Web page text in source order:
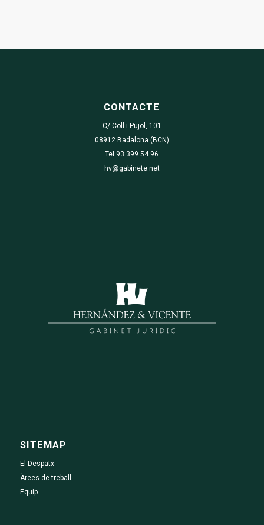
CONTACTE
C/ Coll i Pujol, 101
08912 Badalona (BCN)
Tel 93 399 54 96
hv@gabinete.net
SITEMAP
El Despatx
Àrees de treball
Equip